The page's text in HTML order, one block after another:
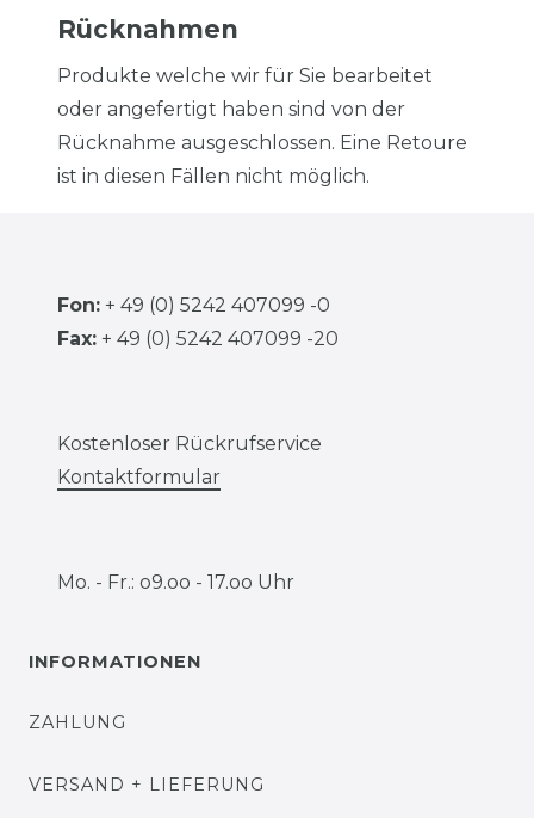
Rücknahmen
Produkte welche wir für Sie bearbeitet
oder angefertigt haben sind von der
Rücknahme ausgeschlossen. Eine Retoure
ist in diesen Fällen nicht möglich.
Fon: + 49 (0) 5242 407099 -0
Fax: + 49 (0) 5242 407099 -20
Kostenloser Rückrufservice
Kontaktformular
Mo. - Fr.: o9.oo - 17.oo Uhr
INFORMATIONEN
ZAHLUNG
VERSAND + LIEFERUNG